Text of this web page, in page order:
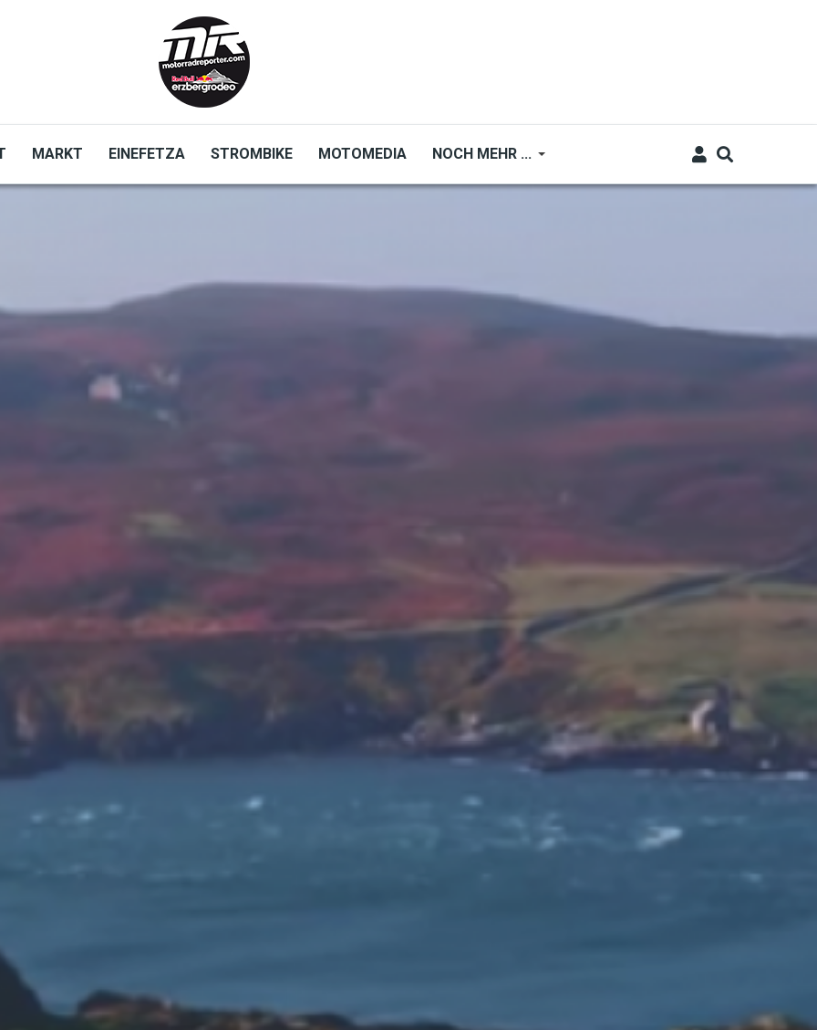
MARKT EINEFETZA STROMBIKE MOTOMEDIA NOCH MEHR ...